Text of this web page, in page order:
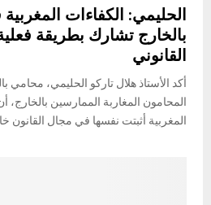
الحليمي: الكفاءات
بالخارج تشارك بطريقة
القانوني
أكد الأستاذ هلال تاركو الحليمي، محامي
المحامون المغاربة الممارسين بالخارج،
المغربية أثبتت نفسها في مجال القانون